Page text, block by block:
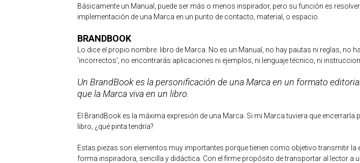
Básicamente un Manual, puede ser más o menos inspirador, pero su función es
implementación de una Marca en un punto de contacto, material, o espacio.
BRANDBOOK
Lo dice el propio nombre: libro de Marca. No es un Manual, no hay pautas ni reglas, no
‘incorrectos’, no encontrarás aplicaciones ni ejemplos, ni lenguaje técnico, ni
Un BrandBook es la personificación de una Marca en un formato
que la Marca viva en un libro.
El BrandBook es la máxima expresión de una Marca. Si mi Marca tuviera que encerrarla
libro, ¿qué pinta tendría?
Estas piezas son elementos muy importantes porque tienen como objetivo transmitir la
forma inspiradora, sencilla y didáctica. Con el firme propósito de transportar al lector a